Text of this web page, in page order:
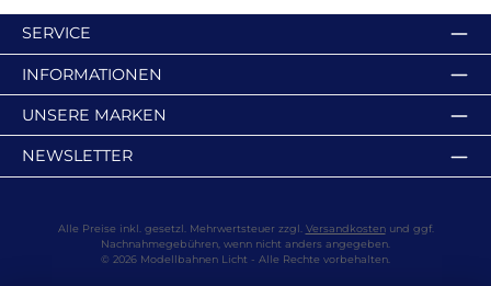
SERVICE
INFORMATIONEN
UNSERE MARKEN
NEWSLETTER
Alle Preise inkl. gesetzl. Mehrwertsteuer zzgl. Versandkostenund ggf.
Nachnahmegebühren, wenn nicht anders angegeben.
© 2026 Modellbahnen Licht - Alle Rechte vorbehalten.